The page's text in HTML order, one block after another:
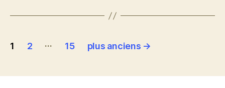
Pagination
publications
1 2 … 15 plus anciens →